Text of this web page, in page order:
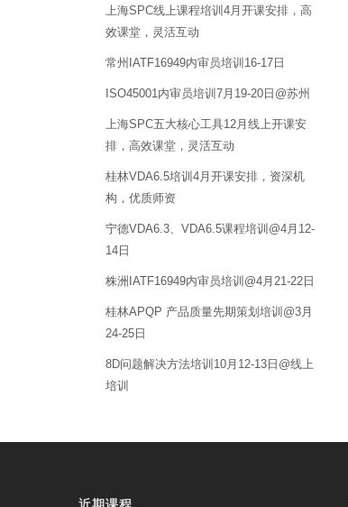
上海SPC线上课程培训4月开课安排，高
效课堂，灵活互动
常州IATF16949内审员培训16-17日
ISO45001内审员培训7月19-20日@苏州
上海SPC五大核心工具12月线上开课安
排，高效课堂，灵活互动
桂林VDA6.5培训4月开课安排，资深机
构，优质师资
宁德VDA6.3、VDA6.5课程培训@4月12-
14日
株洲IATF16949内审员培训@4月21-22日
桂林APQP 产品质量先期策划培训@3月
24-25日
8D问题解决方法培训10月12-13日@线上
培训
近期课程